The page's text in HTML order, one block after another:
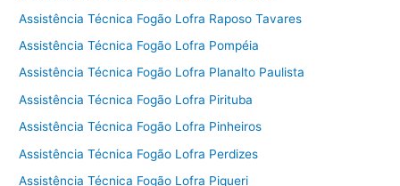
Assistência Técnica Fogão Lofra Raposo Tavares
Assistência Técnica Fogão Lofra Pompéia
Assistência Técnica Fogão Lofra Planalto Paulista
Assistência Técnica Fogão Lofra Pirituba
Assistência Técnica Fogão Lofra Pinheiros
Assistência Técnica Fogão Lofra Perdizes
Assistência Técnica Fogão Lofra Piqueri